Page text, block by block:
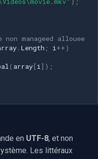
manageed allouee
. Length ; i ++)
( array[i ]);
en UTF-8, et non
Les littéraux